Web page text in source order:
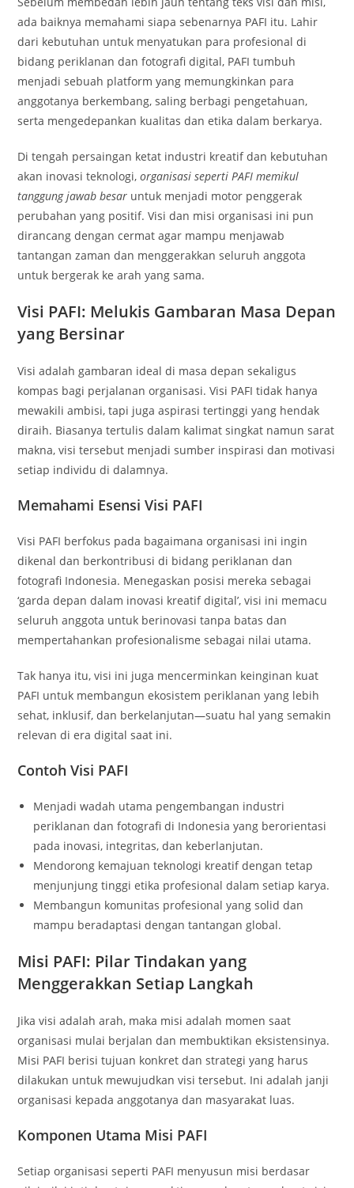
ada baiknya memahami siapa sebenarnya PAFI itu. Lahir
dari kebutuhan untuk menyatukan para profesional di
bidang periklanan dan fotografi digital, PAFI tumbuh
menjadi sebuah platform yang memungkinkan para
anggotanya berkembang, saling berbagi pengetahuan,
serta mengedepankan kualitas dan etika dalam berkarya.
Di tengah persaingan ketat industri kreatif dan kebutuhan
akan inovasi teknologi,organisasi seperti PAFI memikul
tanggung jawab besar untuk menjadi motor penggerak
perubahan yang positif. Visi dan misi organisasi ini pun
dirancang dengan cermat agar mampu menjawab
tantangan zaman dan menggerakkan seluruh anggota
untuk bergerak ke arah yang sama.
Visi PAFI: Melukis Gambaran Masa Depan
yang Bersinar
Visi adalah gambaran ideal di masa depan sekaligus
kompas bagi perjalanan organisasi. Visi PAFI tidak hanya
mewakili ambisi, tapi juga aspirasi tertinggi yang hendak
diraih. Biasanya tertulis dalam kalimat singkat namun sarat
makna, visi tersebut menjadi sumber inspirasi dan motivasi
setiap individu di dalamnya.
Memahami Esensi Visi PAFI
Visi PAFI berfokus pada bagaimana organisasi ini ingin
dikenal dan berkontribusi di bidang periklanan dan
fotografi Indonesia. Menegaskan posisi mereka sebagai
‘garda depan dalam inovasi kreatif digital’, visi ini memacu
seluruh anggota untuk berinovasi tanpa batas dan
mempertahankan profesionalisme sebagai nilai utama.
Tak hanya itu, visi ini juga mencerminkan keinginan kuat
PAFI untuk membangun ekosistem periklanan yang lebih
sehat, inklusif, dan berkelanjutan—suatu hal yang semakin
relevan di era digital saat ini.
Contoh Visi PAFI
Menjadi wadah utama pengembangan industri
periklanan dan fotografi di Indonesia yang berorientasi
pada inovasi, integritas, dan keberlanjutan.
Mendorong kemajuan teknologi kreatif dengan tetap
menjunjung tinggi etika profesional dalam setiap karya.
Membangun komunitas profesional yang solid dan
mampu beradaptasi dengan tantangan global.
Misi PAFI: Pilar Tindakan yang
Menggerakkan Setiap Langkah
Jika visi adalah arah, maka misi adalah momen saat
organisasi mulai berjalan dan membuktikan eksistensinya.
Misi PAFI berisi tujuan konkret dan strategi yang harus
dilakukan untuk mewujudkan visi tersebut. Ini adalah janji
organisasi kepada anggotanya dan masyarakat luas.
Komponen Utama Misi PAFI
Setiap organisasi seperti PAFI menyusun misi berdasar